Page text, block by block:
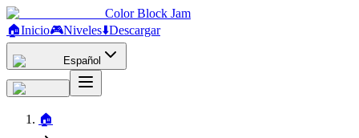
Color Block Jam
🏠Inicio🎮Niveles⬇️Descargar
Español
🏠